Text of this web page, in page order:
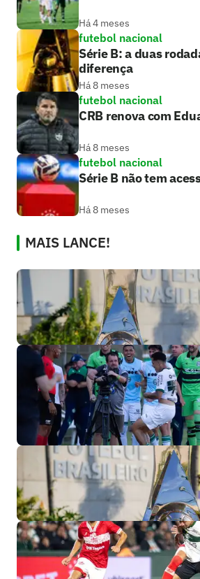
Há 4 meses
futebol nacional
Série B: a duas
diferença
Há 8 meses
futebol nacional
CRB renova com
Há 8 meses
futebol nacional
Série B não tem
Há 8 meses
MAIS LANCE!